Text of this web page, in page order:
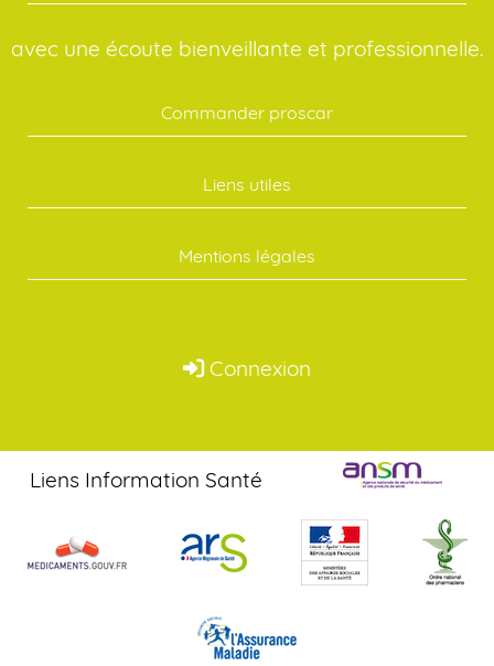
avec une écoute bienveillante et professionnelle.
Commander proscar
Liens utiles
Mentions légales
Connexion
Liens Information Santé